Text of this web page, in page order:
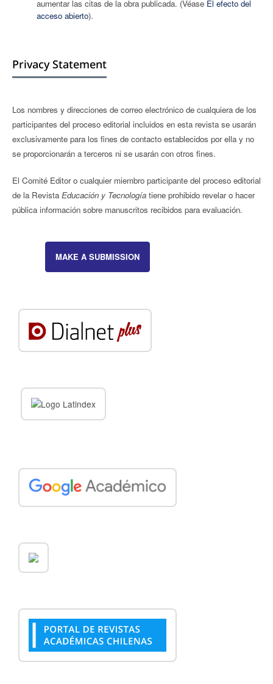
aumentar las citas de la obra publicada. (Véase El efecto del
acceso abierto).
Privacy Statement
Los nombres y direcciones de correo electrónico de cualquiera de los
participantes del proceso editorial incluidos en esta revista se usarán
exclusivamente para los fines de contacto establecidos por ella y no
se proporcionarán a terceros ni se usarán con otros fines.
El Comité Editor o cualquier miembro participante del proceso editorial
de la Revista Educación y Tecnologíatiene prohibido revelar o hacer
pública información sobre manuscritos recibidos para evaluación.
MAKE A SUBMISSION